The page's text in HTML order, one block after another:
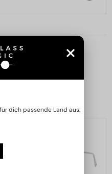
dich passende Land aus: